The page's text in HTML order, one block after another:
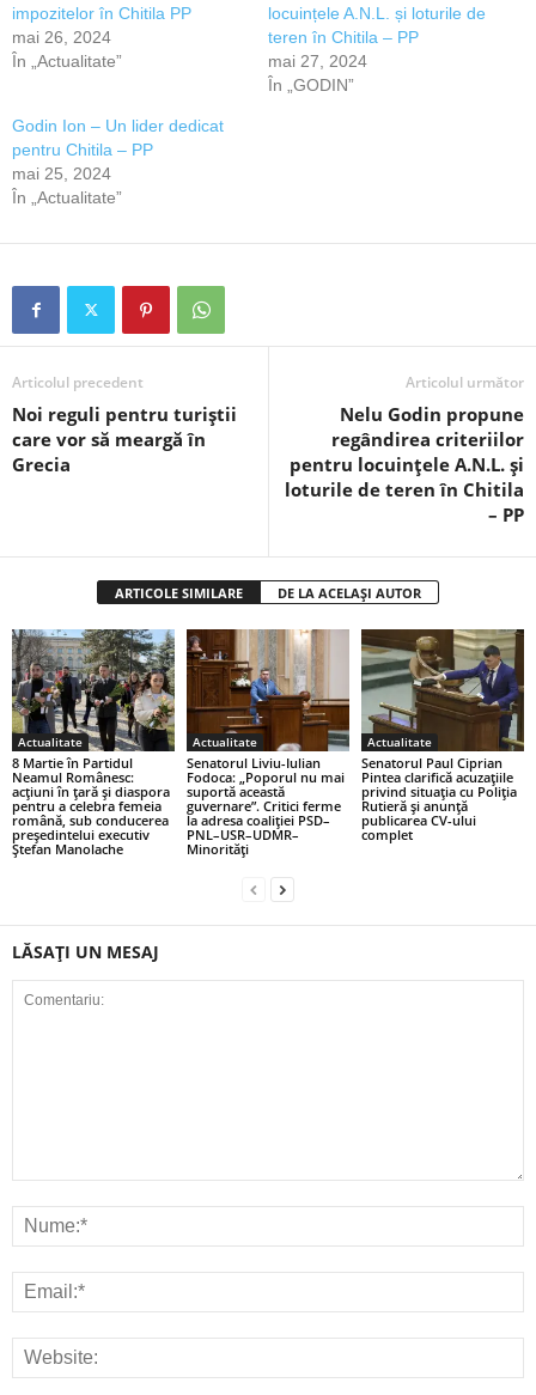
impozitelor în Chitila PP
mai 26, 2024
În „Actualitate”
locuințele A.N.L. și loturile de
teren în Chitila – PP
mai 27, 2024
În „GODIN”
Godin Ion – Un lider dedicat
pentru Chitila – PP
mai 25, 2024
În „Actualitate”
Articolul precedent
Noi reguli pentru turiștii
care vor să meargă în
Grecia
Articolul următor
Nelu Godin propune
regândirea criteriilor
pentru locuințele A.N.L. și
loturile de teren în Chitila
– PP
ARTICOLE SIMILARE DE LA ACELAȘI AUTOR
Actualitate
8 Martie în Partidul
Neamul Românesc:
acțiuni în țară și diaspora
pentru a celebra femeia
română, sub conducerea
președintelui executiv
Ștefan Manolache
Actualitate
Senatorul Liviu-Iulian
Fodoca: „Poporul nu mai
suportă această
guvernare”. Critici ferme
la adresa coaliției PSD–
PNL–USR–UDMR–
Minorități
Actualitate
Senatorul Paul Ciprian
Pintea clarifică acuzațiile
privind situația cu Poliția
Rutieră și anunță
publicarea CV-ului
complet
LĂSAȚI UN MESAJ